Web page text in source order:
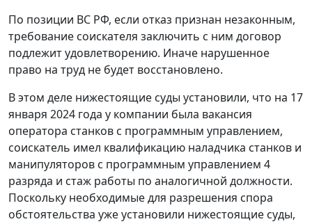
По позиции ВС РФ, если отказ признан незаконным,
требование соискателя заключить с ним договор
подлежит удовлетворению. Иначе нарушенное
право на труд не будет восстановлено.
В этом деле нижестоящие суды установили, что на 17
января 2024 года у компании была вакансия
оператора станков с программным управлением,
соискатель имел квалификацию наладчика станков и
манипуляторов с программным управлением 4
разряда и стаж работы по аналогичной должности.
Поскольку необходимые для разрешения спора
обстоятельства уже установили нижестоящие суды,